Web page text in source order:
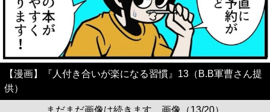
【漫画】『人付き合いが楽になる習慣』13（B.B軍曹さん提
供）